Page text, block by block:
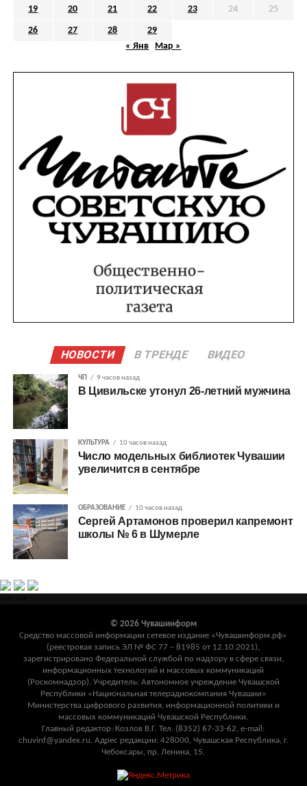
19 20 21 22 23 24 25
26 27 28
29
« Янв
Мар »
НОВОСТИ В ТРЕНДЕ ВИДЕО
ЧП 9 часов назад
В Цивильске утонул 26-летний мужчина
КУЛЬТУРА 10 часов назад
Число модельных библиотек Чувашии
увеличится в сентябре
ОБРАЗОВАНИЕ 10 часов назад
Сергей Артамонов проверил капремонт
школы № 6 в Шумерле
© 2026 Чувашинформ
Средство массовой информации сетевое издание «Чувашинформ.рф»
(реестровая запись ЭЛ № ФС 77 – 81985 от 12.10.2021),
зарегистрировано Федеральной службой по надзору в сфере связи,
информационных технологий и массовых коммуникаций
(Роскомнадзор). Учредитель: Автономное учреждение Чувашской
Республики «Национальная телерадиокомпания Чувашии»
Министерства цифрового развития, информационной политики и
массовых коммуникаций Чувашской Республики.
Главный редактор: Козлов В.Г. Тел. (8352) 67-33-62, e-mail:
chuvinf@yandex.ru. Адрес редакции: 428000, Чувашская Республика, г.
Чебоксары, пр. Ленина, 15.